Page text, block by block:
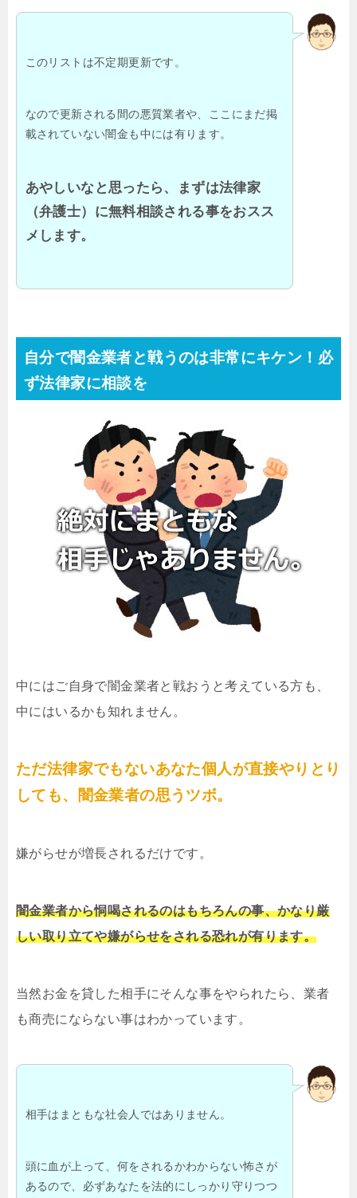
このリストは不定期更新です。
なので更新される間の悪質業者や、ここにまだ掲
載されていない闇金も中には有ります。
あやしいなと思ったら、まずは法律家
（弁護士）に無料相談される事をおスス
メします。
自分で闇金業者と戦うのは非常にキケン！必
ず法律家に相談を
中にはご自身で闇金業者と戦おうと考えている方も、
中にはいるかも知れません。
ただ法律家でもないあなた個人が直接やりとり
しても、闇金業者の思うツボ。
嫌がらせが増長されるだけです。
闇金業者から恫喝されるのはもちろんの事、かなり厳
しい取り立てや嫌がらせをされる恐れが有ります。
当然お金を貸した相手にそんな事をやられたら、業者
も商売にならない事はわかっています。
相手はまともな社会人ではありません。
頭に血が上って、何をされるかわからない怖さが
あるので、必ずあなたを法的にしっかり守りつつ